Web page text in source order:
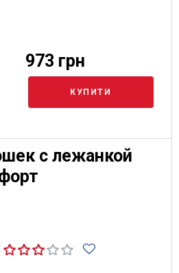
973 грн
КУПИТИ
с лежанкой